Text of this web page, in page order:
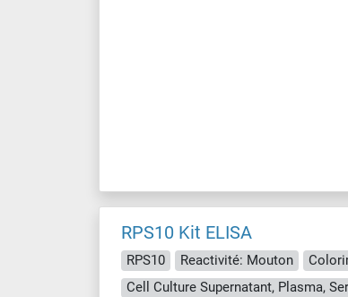
RPS10 Kit ELISA
RPS10 Reactivité: Mouton
Cell Culture Supernatant, Plasma,